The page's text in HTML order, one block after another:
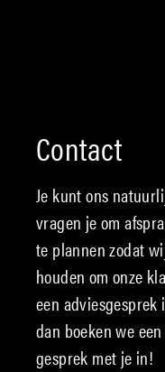
Contact
Je kunt ons
vragen je om
te plannen zodat
houden om onze
een adviesgesprek
dan boeken we
gesprek met je in!